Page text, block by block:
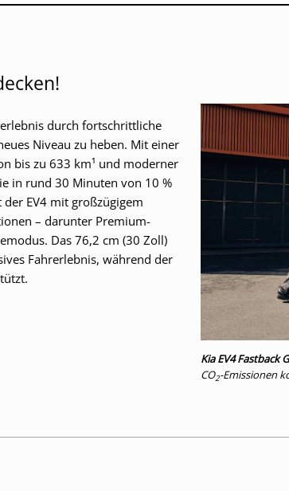
durch fortschrittliche
Niveau zu heben. Mit einer
bis zu 633 km¹ und moderner
in rund 30 Minuten von 10 %
EV4 mit großzügigem
– darunter Premium-
Das 76,2 cm (30 Zoll)
Fahrerlebnis, während der
Kia EV4 Fastback
CO2-Emissionen